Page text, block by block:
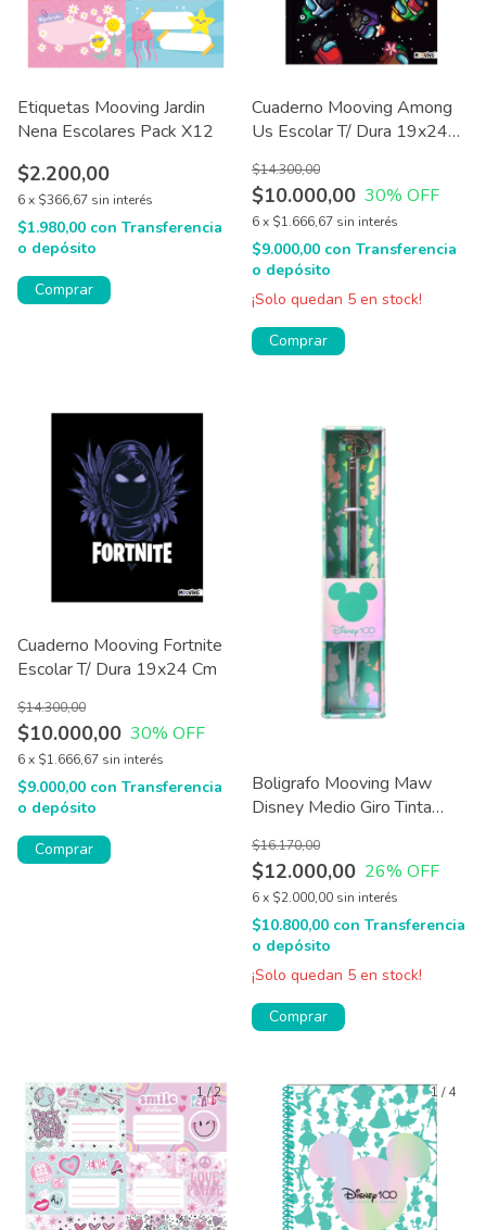
Etiquetas Mooving Jardin
Nena Escolares Pack X12
$2.200,00
6x $366,67 sin interés
$1.980,00 con Transferencia
o depósito
Comprar
Cuaderno Mooving Among
Us Escolar T/ Dura 19x24
$10.000,00
$14.300,00
30% OFF
6x $1.666,67 sin interés
$9.000,00 con Transferencia
o depósito
¡Solo quedan 5 en stock!
Comprar
Cuaderno Mooving Fortnite
Escolar T/ Dura 19x24 Cm
$10.000,00
$14.300,00
30% OFF
6x $1.666,67 sin interés
$9.000,00 con Transferencia
o depósito
Comprar
Boligrafo Mooving Maw
Disney Medio Giro Tinta
$12.000,00
$16.170,00
26% OFF
6x $2.000,00 sin interés
$10.800,00 con Transferencia
o depósito
¡Solo quedan 5 en stock!
1/2 1 /4